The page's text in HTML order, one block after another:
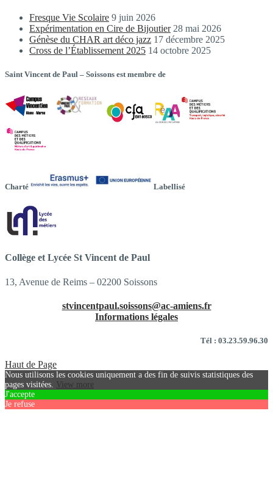
Fresque Vie Scolaire 9 juin 2026
Expérimentation en Cire de Bijoutier 28 mai 2026
Génèse du CHAR art déco jazz 17 décembre 2025
Cross de l’Établissement 2025 14 octobre 2025
Saint Vincent de Paul – Soissons est membre de
Charté Labellisé
Collège et Lycée St Vincent de Paul
13, Avenue de Reims – 02200 Soissons
stvincentpaul.soissons@ac-amiens.fr
Informations légales
Tél : 03.23.59.96.30
Haut de Page
Nous utilisons les cookies uniquement a des fin de suivis statistiques des
pages visitées. View more
J'accepte
Je refuse